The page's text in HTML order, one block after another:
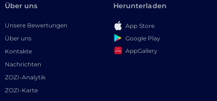
Über uns
Unsere Bewertungen
Über uns
Kontakte
Nachrichten
ZOZI-Analytik
ZOZI-Karte
Herunterladen
App Store
Google Play
AppGallery